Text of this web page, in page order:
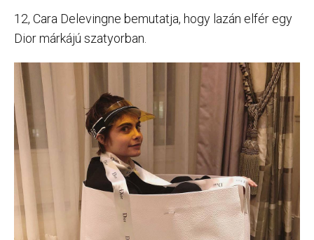
12, Cara Delevingne bemutatja, hogy lazán elfér egy
Dior márkájú szatyorban.